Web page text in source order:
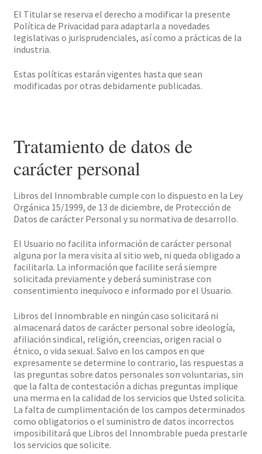
El Titular se reserva el derecho a modificar la presente
Política de Privacidad para adaptarla a novedades
legislativas o jurisprudenciales, así como a prácticas de la
industria.
Estas políticas estarán vigentes hasta que sean
modificadas por otras debidamente publicadas.
Tratamiento de datos de
carácter personal
Libros del Innombrable cumple con lo dispuesto en la Ley
Orgánica 15/1999, de 13 de diciembre, de Protección de
Datos de carácter Personal y su normativa de desarrollo.
El Usuario no facilita información de carácter personal
alguna por la mera visita al sitio web, ni queda obligado a
facilitarla. La información que facilite será siempre
solicitada previamente y deberá suministrase con
consentimiento inequívoco e informado por el Usuario.
Libros del Innombrable en ningún caso solicitará ni
almacenará datos de carácter personal sobre ideología,
afiliación sindical, religión, creencias, origen racial o
étnico, o vida sexual. Salvo en los campos en que
expresamente se determine lo contrario, las respuestas a
las preguntas sobre datos personales son voluntarias, sin
que la falta de contestación a dichas preguntas implique
una merma en la calidad de los servicios que Usted solicita.
La falta de cumplimentación de los campos determinados
como obligatorios o el suministro de datos incorrectos
imposibilitará que Libros del Innombrable pueda prestarle
los servicios que solicite.